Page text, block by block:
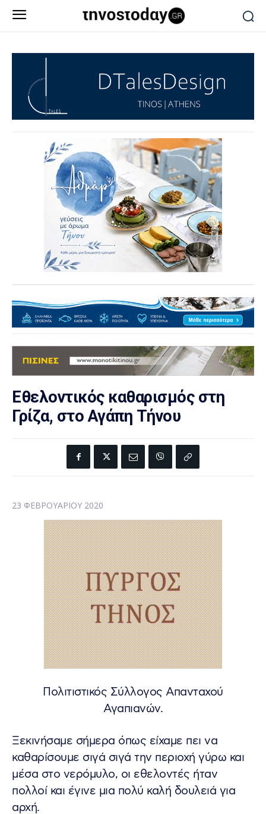
Εθελοντικός καθαρισμός στη
Γρίζα, στο Αγάπη Τήνου
23 ΦΕΒΡΟΥΑΡΊΟΥ 2020
Πολιτιστικός Σύλλογος Απανταχού
Αγαπιανών.
Ξεκινήσαμε σήμερα όπως είχαμε πει να
καθαρίσουμε σιγά σιγά την περιοχή γύρω και
μέσα στο νερόμυλο, οι εθελοντές ήταν
πολλοί και έγινε μια πολύ καλή δουλειά για
αρχή.